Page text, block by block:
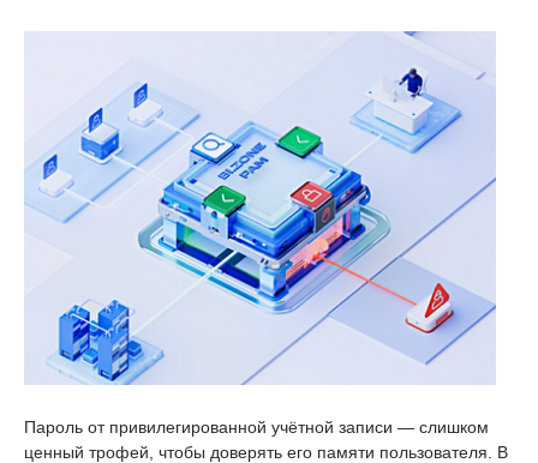
Пароль от привилегированной учётной записи — слишком
ценный трофей, чтобы доверять его памяти пользователя. В